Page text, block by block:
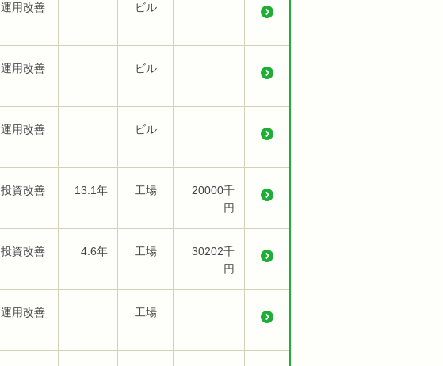
運用改善 ビル
運用改善 ビル
運用改善 ビル
投資改善 13.1年 工場
20000千
円
投資改善 4.6年 工場
30202千
円
運用改善 工場